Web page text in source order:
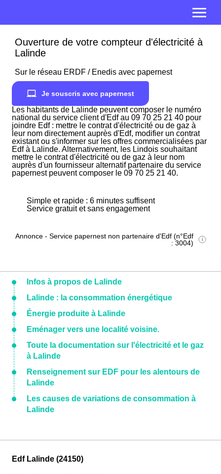
Ouverture de votre compteur d'électricité à
Lalinde
Sur le réseau ERDF / Enedis avec papernest
Je souscris avec papernest
Les habitants de Lalinde peuvent composer le numéro
national du service client d'Edf au 09 70 25 21 40 pour
joindre Edf : mettre le contrat d'électricité ou de gaz à
leur nom directement auprès d'Edf, modifier un contrat
existant ou s'informer sur les offres commercialisées par
Edf à Lalinde. Alternativement, les Lindois souhaitant
mettre le contrat d'électricité ou de gaz à leur nom
auprès d'un fournisseur alternatif partenaire du service
papernest peuvent composer le 09 70 25 21 40.
Simple et rapide : 6 minutes suffisent
Service gratuit et sans engagement
Annonce - Service papernest non partenaire d'Edf (n°Edf
: 3004)
Infos à propos de Lalinde
Lalinde : la consommation énergétique
Énergie produite à Lalinde
Eménager vers une localité voisine.
Toute la documentation sur l'électricité et le gaz
à Lalinde
Renseignement sur EDF pour les alentours de
Lalinde
Les causes de variations de consommation à
Lalinde
Edf Lalinde (24150)